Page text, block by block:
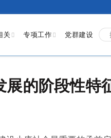
关 专项工作 党群建设
展的阶段性特